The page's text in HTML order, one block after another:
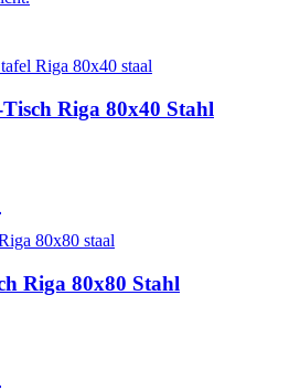
Riga 80x40 Stahl
Riga 80x80 Stahl